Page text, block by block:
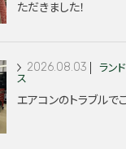
ただきました！
2026.08.03
ラン
ス
エアコンのトラブルで